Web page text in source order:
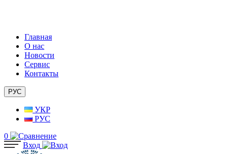
Главная
О нас
Новости
Сервис
Контакты
РУС
УКР
РУС
0
Вход